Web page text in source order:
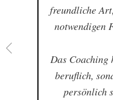
freundliche
notwendigen
Das
beruflich,
persönlich